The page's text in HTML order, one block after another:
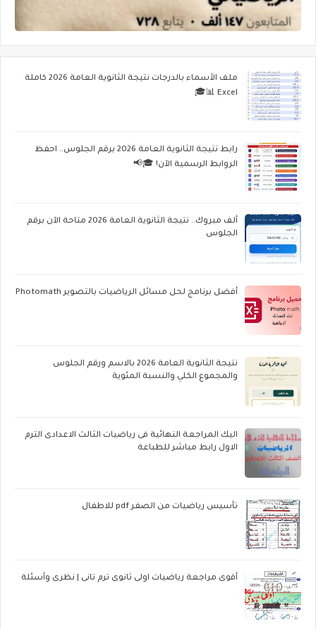
ملف الأسماء بالدرجات نتيجة الثانوية العامة 2026 كاملة
Excel 📊🎓
رابط نتيجة الثانوية العامة 2026 برقم الجلوس.. احفظ
الروابط الرسمية الآن! 🎓📢
ألف مبروك.. نتيجة الثانوية العامة 2026 متاحة الآن برقم
الجلوس
أفضل برنامج لحل مسائل الرياضيات بالتصوير Photomath
نتيجة الثانوية العامة 2026 بالاسم ورقم الجلوس
والمجموع الكلي والنسبة المئوية
اليك المراجعة النهائية فى رياضيات الثالث الاعدادى الترم
الاول رابط مباشر للطباعة
تأسيس رياضيات من الصفر pdf للاطفال
أقوى مراجعة رياضيات اولى ثانوى ترم تانى | نظرى وأسئلة